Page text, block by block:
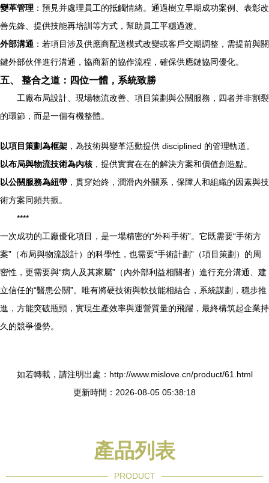
變革管理 ：預見并處理員工的抵觸情緒。通過樹立早期成功案例、表彰改
善先鋒、提供技能再培訓等方式，幫助員工平穩過渡。
外部溝通 ：若項目涉及供應商配送模式改變或客戶交期調整，需提前與關
鍵外部伙伴進行溝通，協商新的協作流程，確保供應鏈協同優化。
五、 整合之道：四位一體，系統致勝
工廠布局設計、現場物流改善、項目策劃與公關服務，四者并非割裂
的環節，而是一個有機整體。
以項目策劃為框架 ，為技術與變革活動提供 disciplined 的管理軌道。
以布局與物流技術為內核 ，提供實實在在的解決方案和價值創造點。
以公關服務為紐帶 ，貫穿始終，潤滑內外關系，保障人和組織的因素與技
術方案同頻共振。
****
一次成功的工廠優化項目，是一場精密的“外科手術”。它既需要“手術方
案”（布局與物流設計）的科學性，也需要“手術計劃”（項目策劃）的周
密性，更需要與“病人及其家屬”（內外部利益相關者）進行充分溝通、建
立信任的“醫患公關”。唯有將硬技術與軟技能相結合，系統謀劃，穩步推
進，方能突破瓶頸，實現生產效率與運營質量的飛躍，最終構筑起企業持
久的競爭優勢。
如若轉載，請注明出處：http://www.mislove.cn/product/61.html
更新時間：2026-08-05 05:38:18
產品列表
PRODUCT